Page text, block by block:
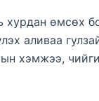
хурдан өмсөх
аливаа
хэмжээ,